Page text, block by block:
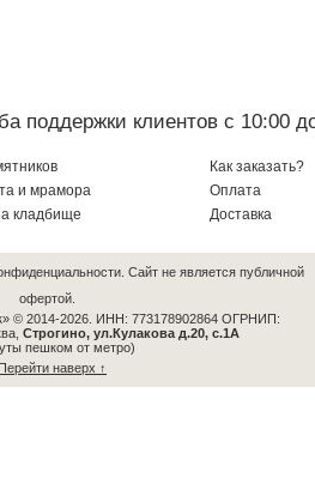
поддержки клиентов с 10:00
и мрамора
кладбище
Как заказать?
Оплата
Доставка
Сайт не является публичной
офертой.
© 2014-2026. ИНН: 773178902864 ОГРНИП:
Строгино, ул.Кулакова д.20, с.1А
пешком от метро)
наверх ↑